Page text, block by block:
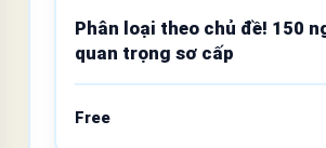
Phân loại theo chủ đề! 150
quan trọng sơ cấp
Free